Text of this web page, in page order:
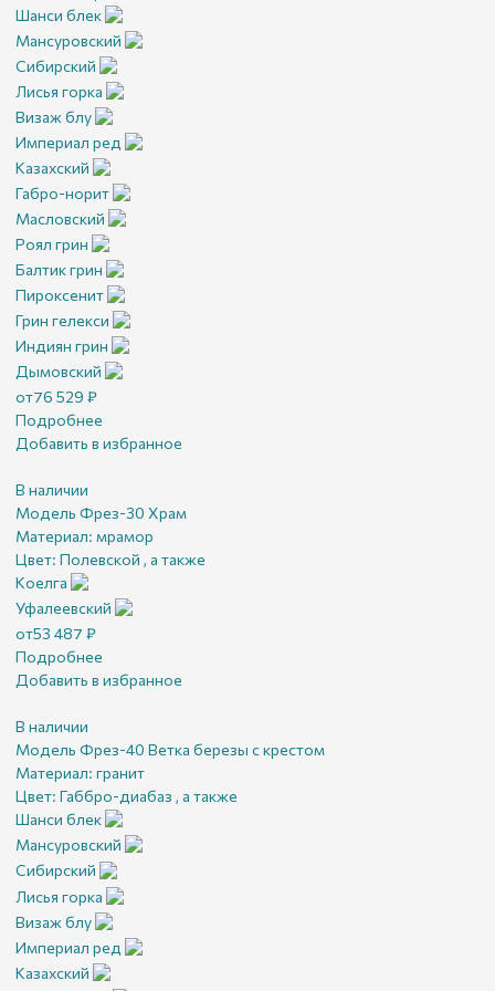
Шанси блек
Мансуровский
Сибирский
Лисья горка
Визаж блу
Империал ред
Казахский
Габро-норит
Масловский
Роял грин
Балтик грин
Пироксенит
Грин гелекси
Индиян грин
Дымовский
от76 529 ₽
Подробнее
Добавить в избранное
В наличии
Модель Фрез-30 Храм
Материал: мрамор
Цвет: Полевской , а также
Коелга
Уфалеевский
от53 487 ₽
Подробнее
Добавить в избранное
В наличии
Модель Фрез-40 Ветка березы с крестом
Материал: гранит
Цвет: Габбро-диабаз , а также
Шанси блек
Мансуровский
Сибирский
Лисья горка
Визаж блу
Империал ред
Казахский